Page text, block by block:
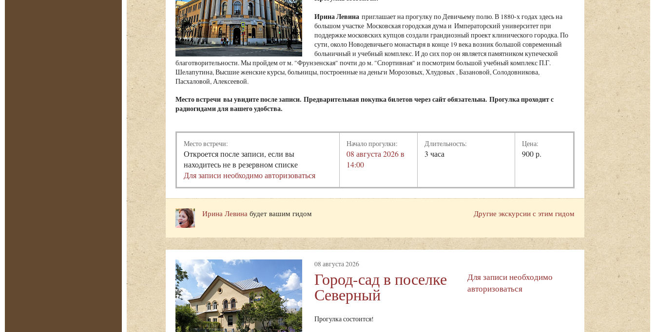
Ирина Левина приглашает на прогулку по Девичьему полю. В 1880-х годах здесь на
большом участке Московская городская дума и Императорский университет при
поддержке московских купцов создали грандиозный проект клинического городка. По
сути, около Новодевичьего монастыря в конце 19 века возник большой современный
больничный и учебный комплекс. И до сих пор он является памятником купеческой
благотворительности. Мы пройдем от м. "Фрунзенская" почти до м. "Спортивная" и посмотрим большой учебный комплекс П.Г.
Шелапутина, Высшие женские курсы, больницы, построенные на деньги Морозовых, Хлудовых , Базановой, Солодовникова,
Пасхаловой, Алексеевой.
Место встречи вы увидите после записи. Предварительная покупка билетов через сайт обязательна. Прогулка проходит с
радиогидами для вашего удобства.
Место встречи:
Откроется после записи, если вы
находитесь не в резервном списке
Для записи необходимо авторизоваться
Начало прогулки:
08 августа 2026 в
14:00
Длительность:
3 часа
Цена:
900 р.
Другие экскурсии с этим гидом
Ирина Левина будет вашим гидом
08 августа 2026
Город-сад в поселке
Северный
Для записи необходимо
авторизоваться
Прогулка состоится!